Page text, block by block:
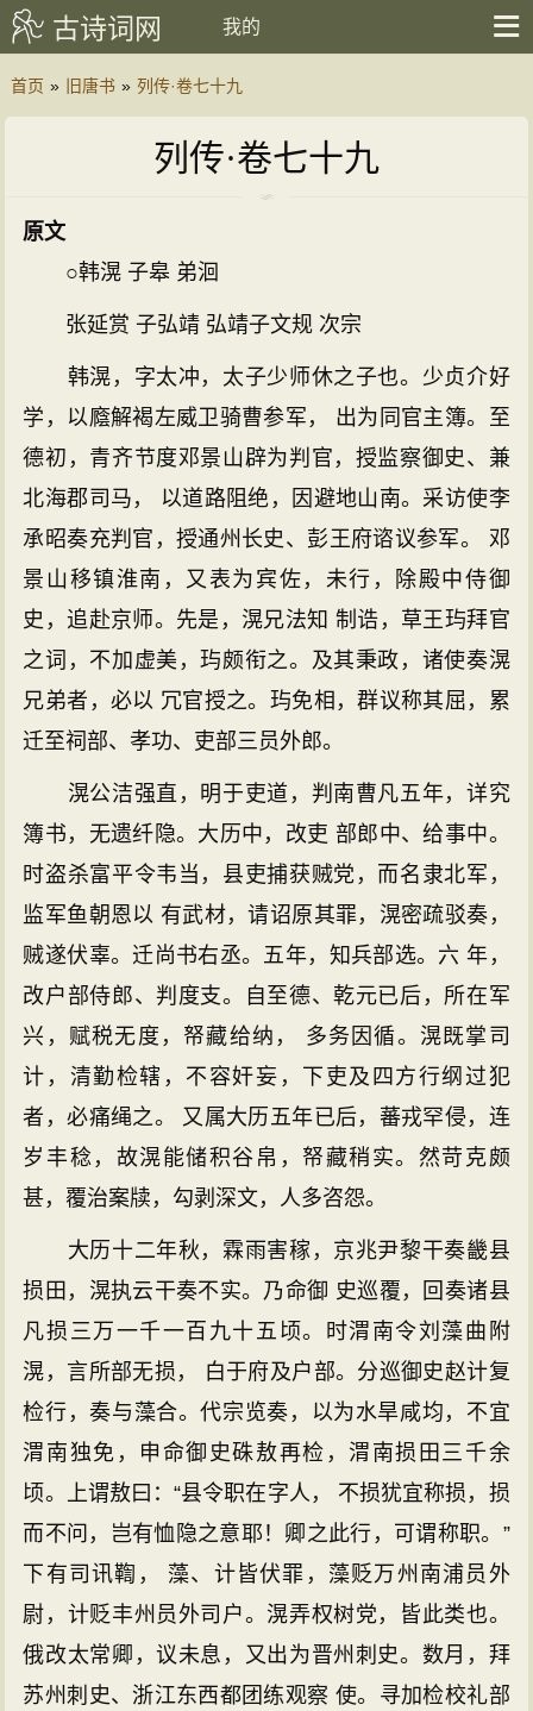
古诗词网 我的
首页 » 旧唐书 » 列传·卷七十九
列传·卷七十九
原文
○韩滉 子皋 弟洄
张延赏 子弘靖 弘靖子文规 次宗
韩滉，字太冲，太子少师休之子也。少贞介好
学，以廕解褐左威卫骑曹参军， 出为同官主簿。至
德初，青齐节度邓景山辟为判官，授监察御史、兼
北海郡司马， 以道路阻绝，因避地山南。采访使李
承昭奏充判官，授通州长史、彭王府谘议参军。 邓
景山移镇淮南，又表为宾佐，未行，除殿中侍御
史，追赴京师。先是，滉兄法知 制诰，草王玙拜官
之词，不加虚美，玙颇衔之。及其秉政，诸使奏滉
兄弟者，必以 冗官授之。玙免相，群议称其屈，累
迁至祠部、孝功、吏部三员外郎。
滉公洁强直，明于吏道，判南曹凡五年，详究
簿书，无遗纤隐。大历中，改吏 部郎中、给事中。
时盗杀富平令韦当，县吏捕获贼党，而名隶北军，
监军鱼朝恩以 有武材，请诏原其罪，滉密疏驳奏，
贼遂伏辜。迁尚书右丞。五年，知兵部选。六 年，
改户部侍郎、判度支。自至德、乾元已后，所在军
兴，赋税无度，帑藏给纳， 多务因循。滉既掌司
计，清勤检辖，不容奸妄，下吏及四方行纲过犯
者，必痛绳之。 又属大历五年已后，蕃戎罕侵，连
岁丰稔，故滉能储积谷帛，帑藏稍实。然苛克颇
甚，覆治案牍，勾剥深文，人多咨怨。
大历十二年秋，霖雨害稼，京兆尹黎干奏畿县
损田，滉执云干奏不实。乃命御 史巡覆，回奏诸县
凡损三万一千一百九十五顷。时渭南令刘藻曲附
滉，言所部无损， 白于府及户部。分巡御史赵计复
检行，奏与藻合。代宗览奏，以为水旱咸均，不宜
渭南独免，申命御史硃敖再检，渭南损田三千余
顷。上谓敖曰：“县令职在字人， 不损犹宜称损，损
而不问，岂有恤隐之意耶！卿之此行，可谓称职。”
下有司讯鞫， 藻、计皆伏罪，藻贬万州南浦员外
尉，计贬丰州员外司户。滉弄权树党，皆此类也。
俄改太常卿，议未息，又出为晋州刺史。数月，拜
苏州刺史、浙江东西都团练观察 使。寻加检校礼部